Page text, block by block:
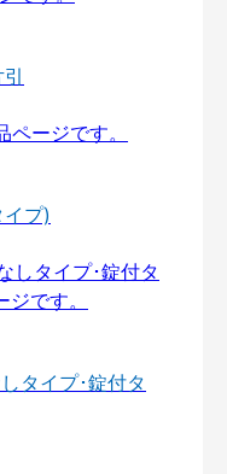
プ)
タイプ･錠付タ